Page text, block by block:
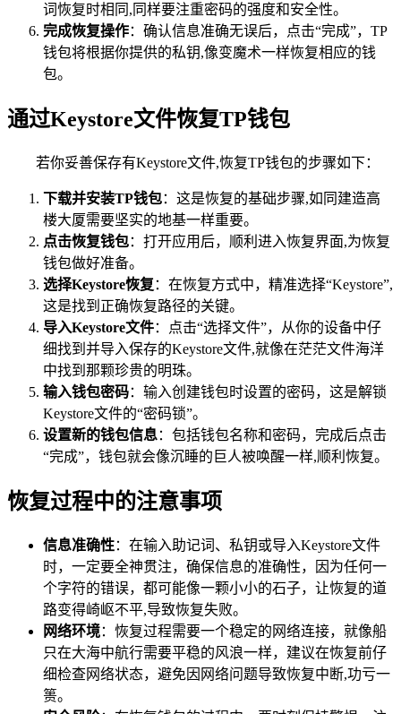
词恢复时相同,同样要注重密码的强度和安全性。
完成恢复操作：确认信息准确无误后，点击“完成”，TP
钱包将根据你提供的私钥,像变魔术一样恢复相应的钱
包。
通过Keystore文件恢复TP钱包
若你妥善保存有Keystore文件,恢复TP钱包的步骤如下：
下载并安装TP钱包：这是恢复的基础步骤,如同建造高
楼大厦需要坚实的地基一样重要。
点击恢复钱包：打开应用后，顺利进入恢复界面,为恢复
钱包做好准备。
选择Keystore恢复 ：在恢复方式中，精准选择“Keystore”,
这是找到正确恢复路径的关键。
导入Keystore文件：点击“选择文件”，从你的设备中仔
细找到并导入保存的Keystore文件,就像在茫茫文件海洋
中找到那颗珍贵的明珠。
输入钱包密码：输入创建钱包时设置的密码，这是解锁
Keystore文件的“密码锁”。
设置新的钱包信息：包括钱包名称和密码，完成后点击
“完成”，钱包就会像沉睡的巨人被唤醒一样,顺利恢复。
恢复过程中的注意事项
信息准确性：在输入助记词、私钥或导入Keystore文件
时，一定要全神贯注，确保信息的准确性，因为任何一
个字符的错误，都可能像一颗小小的石子，让恢复的道
路变得崎岖不平,导致恢复失败。
网络环境：恢复过程需要一个稳定的网络连接，就像船
只在大海中航行需要平稳的风浪一样，建议在恢复前仔
细检查网络状态，避免因网络问题导致恢复中断,功亏一
篑。